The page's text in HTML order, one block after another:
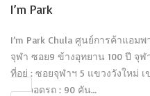
I’m Park
I’m Park Chula ศูนย์การค้าแอม
จุฬา ซอย9 ข้างอุทยาน 100 ปี จุ
ที่อยู่ : ซอยจุฬาฯ 5 แขวงวังใหม่
ช่องจอดรถ : 90 คัน…